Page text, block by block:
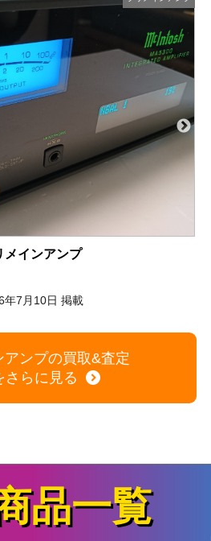
プリメインアンプ
年7月10日 掲載
アンプの買取&査定
さらに見る
品一覧